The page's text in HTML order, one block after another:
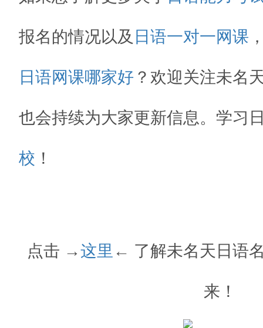
报名的情况以及 日语一对一网课
日语网课哪家好 ？欢迎关注未名
也会持续为大家更新信息。 学习
校 ！
点击 →这里 ← 了解未名天日语
来！